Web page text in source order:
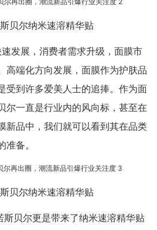
贝尔纳米速溶精华贴
发展，消费者需求升级，面膜市
高端化方向发展，面膜作为护肤品
受到许多爱美人士的追捧。作为面
尔一直是行业内的风向标，甚至在
新品中，我们就可以看到其在品类
备。
贝尔纳米速溶精华贴
斯贝尔更是带来了纳米速溶精华贴